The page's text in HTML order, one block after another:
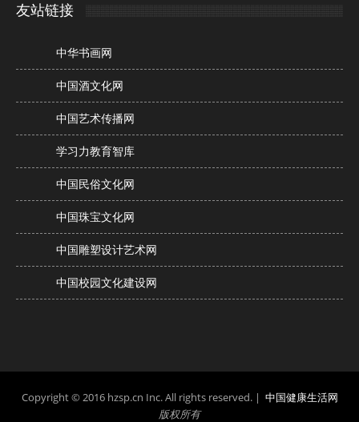
友站链接
中华书画网
中国酒文化网
中国艺术传播网
学习力教育智库
中国民俗文化网
中国珠宝文化网
中国雕塑设计艺术网
中国校园文化建设网
Copyright © 2016 hzsp.cn Inc. All rights reserved. | 中国健康生活网
版权所有